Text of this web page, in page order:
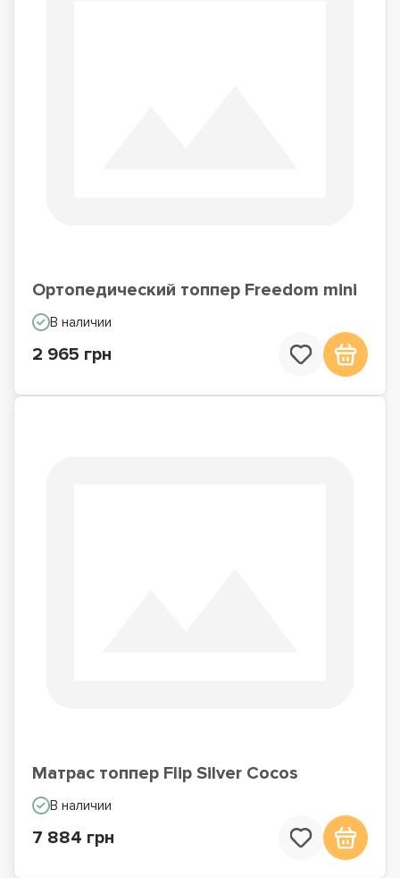
Ортопедический топпер Freedom mini
В наличии
2 965 грн
Матрас топпер Flip Silver Cocos
В наличии
7 884 грн